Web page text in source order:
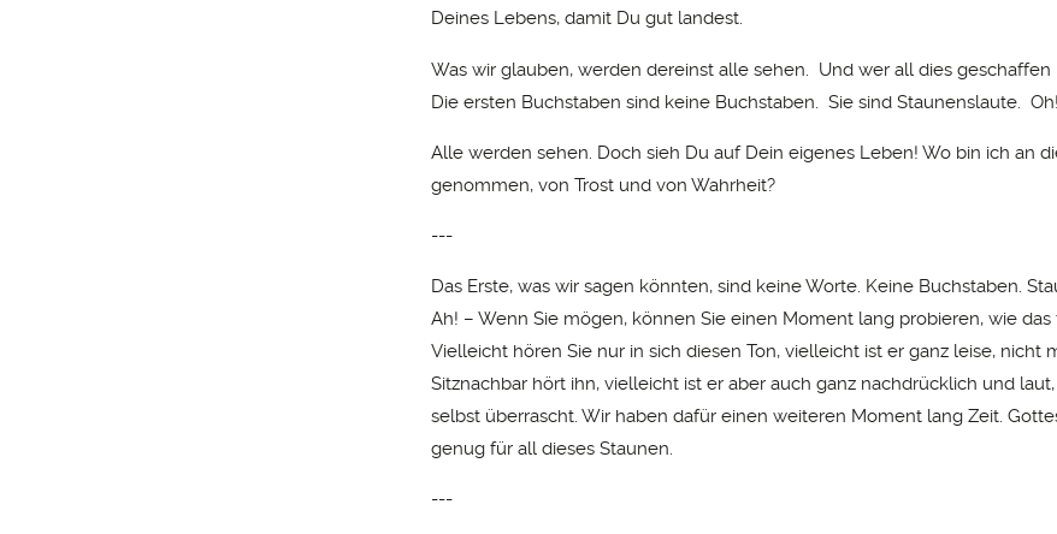
Deines Lebens, damit Du gut landest.
Was wir glauben, werden dereinst alle sehen. Und wer all dies geschaffen
Die ersten Buchstaben sind keine Buchstaben. Sie sind Staunenslaute.
Alle werden sehen. Doch sieh Du auf Dein eigenes Leben! Wo bin ich an
genommen, von Trost und von Wahrheit?
---
Das Erste, was wir sagen könnten, sind keine Worte. Keine Buchstaben.
Ah! – Wenn Sie mögen, können Sie einen Moment lang probieren, wie das
Vielleicht hören Sie nur in sich diesen Ton, vielleicht ist er ganz leise, nicht
Sitznachbar hört ihn, vielleicht ist er aber auch ganz nachdrücklich und laut,
selbst überrascht. Wir haben dafür einen weiteren Moment lang Zeit.
genug für all dieses Staunen.
---